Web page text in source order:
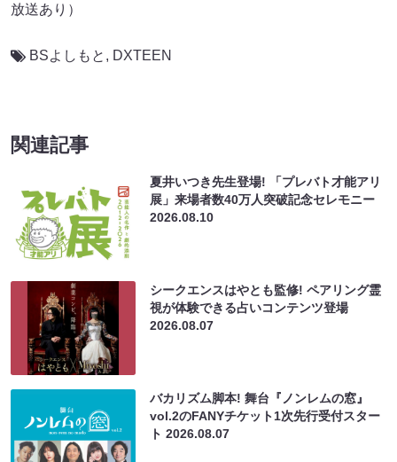
放送あり）
BSよしもと , DXTEEN
関連記事
夏井いつき先生登場! 「プレバト才能アリ
展」来場者数40万人突破記念セレモニー
2026.08.10
シークエンスはやとも監修! ペアリング霊
視が体験できる占いコンテンツ登場
2026.08.07
バカリズム脚本! 舞台『ノンレムの窓』
vol.2のFANYチケット1次先行受付スター
ト2026.08.07